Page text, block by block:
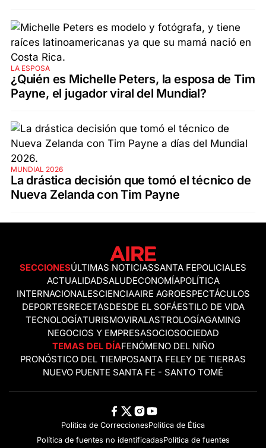
LA ESPOSA
¿Quién es Michelle Peters, la esposa de Tim
Payne, el jugador viral del Mundial?
MUNDIAL 2026
La drástica decisión que tomó el técnico de
Nueva Zelanda con Tim Payne
SECCIONESÚLTIMAS NOTICIASSANTA FEPOLICIALES
ACTUALIDADSALUDECONOMÍAPOLÍTICA
INTERNACIONALESCIENCIAAIRE AGROESPECTÁCULOS
DEPORTESRECETASDESDE EL SOFÁESTILO DE VIDA
TECNOLOGÍATURISMOVIRALASTROLOGÍAGAMING
NEGOCIOS Y EMPRESASOCIOSOCIEDAD
TEMAS DEL DÍAFENÓMENO DEL NIÑO
PRONÓSTICO DEL TIEMPOSANTA FELEY DE TIERRAS
NUEVO PUENTE SANTA FE - SANTO TOMÉ
Política de CorreccionesPolitica de Ética
Política de fuentes no identificadasPolítica de fuentes